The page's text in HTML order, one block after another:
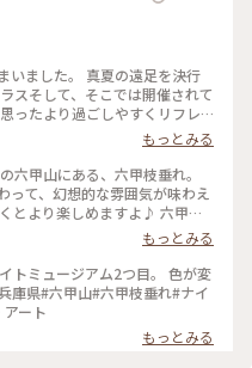
いました。 真夏の遠足を決行
スそして、そこでは開催されて
ったより過ごしやすくリフレ
の灼熱地獄にはびっくりしまし
もっとみる
六甲山にある、六甲枝垂れ。
って、幻想的な雰囲気が味わえ
り楽しめますよ♪ 六甲山
降ることも！)ので、10月に訪
もっとみる
ート
もっとみる